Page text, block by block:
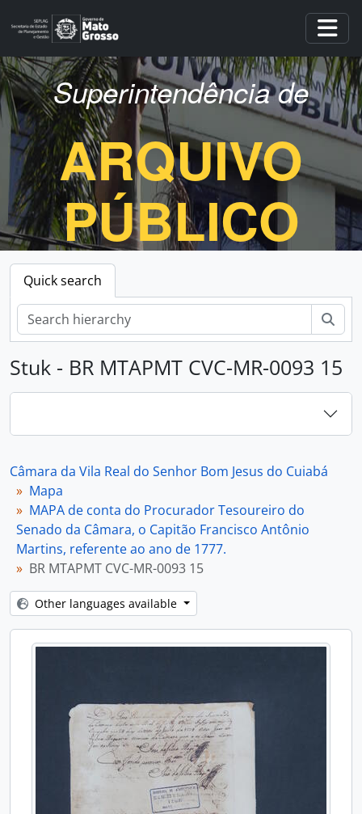
Skip to main content
Superintendência de
ARQUIVO
PÚBLICO
Quick search
Stuk - BR MTAPMT CVC-MR-0093 15
Câmara da Vila Real do Senhor Bom Jesus do Cuiabá
Mapa
MAPA de conta do Procurador Tesoureiro do
Senado da Câmara, o Capitão Francisco Antônio
Martins, referente ao ano de 1777.
BR MTAPMT CVC-MR-0093 15
Other languages available